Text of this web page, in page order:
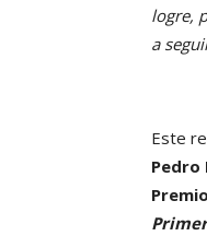
logre,
a
Este
Pedro